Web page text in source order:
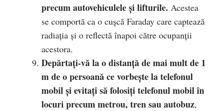
precum autovehiculele şi lifturile. Acestea
se comportă ca o cuşcă Faraday care captează
radiaţia şi o reflectă înapoi către ocupanţii
acestora.
Depărtaţi-vă la o distanţă de mai mult de 1
m de o persoană ce vorbeşte la telefonul
mobil şi evitaţi să folosiţi telefonul mobil în
locuri precum metrou, tren sau autobuz,